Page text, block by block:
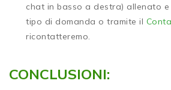
chat in basso a destra) allenato
tipo di domanda o tramite il
ricontatteremo.
CONCLUSIONI: